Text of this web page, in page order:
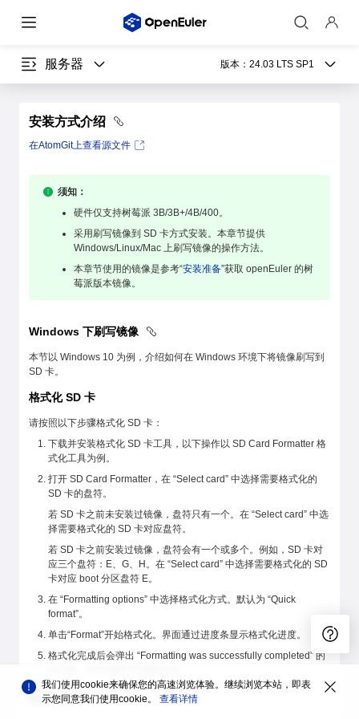
服务器 版本： 24.03 LTS SP1
安装方式介绍
在AtomGit上查看源文件
须知：
硬件仅支持树莓派 3B/3B+/4B/400。
采用刷写镜像到 SD 卡方式安装。本章节提供
Windows/Linux/Mac 上刷写镜像的操作方法。
本章节使用的镜像是参考“安装准备”获取 openEuler 的树
莓派版本镜像。
Windows 下刷写镜像
本节以 Windows 10 为例，介绍如何在 Windows 环境下将镜像刷写到
SD 卡。
格式化 SD 卡
请按照以下步骤格式化 SD 卡：
下载并安装格式化 SD 卡工具，以下操作以 SD Card Formatter 格
式化工具为例。
打开 SD Card Formatter，在 “Select card” 中选择需要格式化的
SD 卡的盘符。
若 SD 卡之前未安装过镜像，盘符只有一个。在 “Select card” 中选
择需要格式化的 SD 卡对应盘符。
若 SD 卡之前安装过镜像，盘符会有一个或多个。例如，SD 卡对
应三个盘符：E、G、H。在 “Select card” 中选择需要格式化的 SD
卡对应 boot 分区盘符 E。
在 “Formatting options” 中选择格式化方式。默认为 “Quick
format”。
单击“Format”开始格式化。界面通过进度条显示格式化进度。
格式化完成后会弹出 “Formatting was successfully completed” 的
写入 SD 卡
我们使用cookie来确保您的高速浏览体验。继续浏览本站，即表
示您同意我们使用cookie。 查看详情